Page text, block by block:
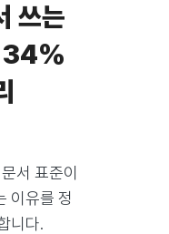
쓰는
34%
서 표준이
이유를 정
니다.